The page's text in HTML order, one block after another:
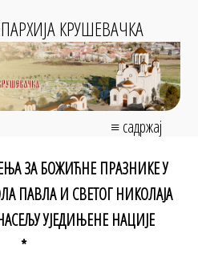
КРУШЕВАЧКА
≡ садржај
ЗА БОЖИЋНЕ ПРАЗНИКЕ У
ПАВЛА И СВЕТОГ НИКОЛАЈА
УЈЕДИЊЕНЕ НАЦИЈЕ
*